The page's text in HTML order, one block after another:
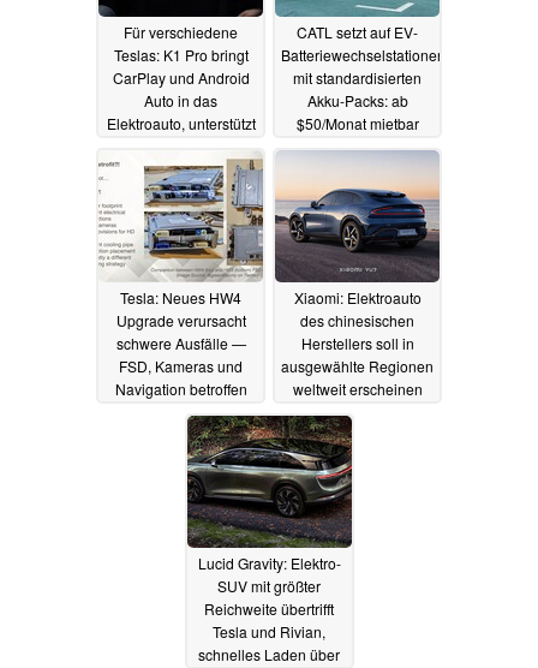
Für verschiedene
Teslas: K1 Pro bringt
CarPlay und Android
Auto in das
Elektroauto, unterstützt
auch HDMI-Bildquellen
22.12.2024
CATL setzt auf EV-
Batteriewechselstationen
mit standardisierten
Akku-Packs: ab
$50/Monat mietbar
19.12.2024
Tesla: Neues HW4
Upgrade verursacht
schwere Ausfälle —
FSD, Kameras und
Navigation betroffen
18.12.2024
Xiaomi: Elektroauto
des chinesischen
Herstellers soll in
ausgewählte Regionen
weltweit erscheinen
16.12.2024
Lucid Gravity: Elektro-
SUV mit größter
Reichweite übertrifft
Tesla und Rivian,
schnelles Laden über